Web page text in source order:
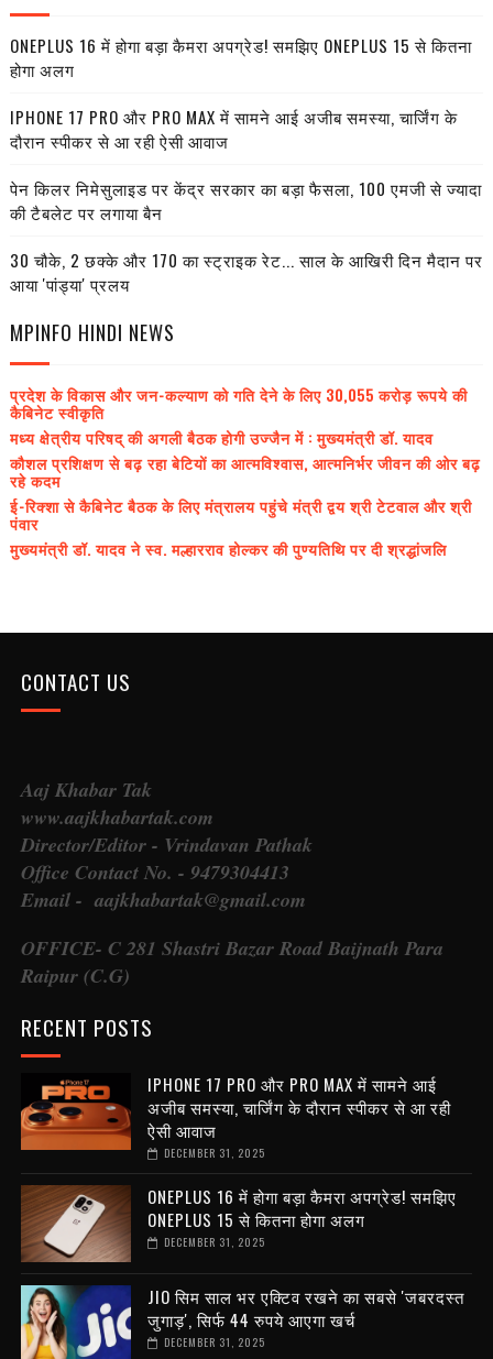
ONEPLUS 16 में होगा बड़ा कैमरा अपग्रेड! समझिए ONEPLUS 15 से कितना
होगा अलग
IPHONE 17 PRO और PRO MAX में सामने आई अजीब समस्या, चार्जिंग के
दौरान स्पीकर से आ रही ऐसी आवाज
पेन किलर निमेसुलाइड पर केंद्र सरकार का बड़ा फैसला, 100 एमजी से ज्यादा
की टैबलेट पर लगाया बैन
30 चौके, 2 छक्के और 170 का स्ट्राइक रेट... साल के आखिरी दिन मैदान पर
आया 'पांड्या' प्रलय
MPINFO HINDI NEWS
प्रदेश के विकास और जन-कल्याण को गति देने के लिए 30,055 करोड़ रूपये की
कैबिनेट स्वीकृति
मध्य क्षेत्रीय परिषद् की अगली बैठक होगी उज्जैन में : मुख्यमंत्री डॉ. यादव
कौशल प्रशिक्षण से बढ़ रहा बेटियों का आत्मविश्वास, आत्मनिर्भर जीवन की ओर बढ़
रहे कदम
ई-रिक्शा से कैबिनेट बैठक के लिए मंत्रालय पहुंचे मंत्री द्वय श्री टेटवाल और श्री
पंवार
मुख्यमंत्री डॉ. यादव ने स्व. मल्हारराव होल्कर की पुण्यतिथि पर दी श्रद्धांजलि
CONTACT US
Aaj Khabar Tak
www.aajkhabartak.com
Director/Editor - Vrindavan Pathak
Office Contact No. - 9479304413
Email - aajkhabartak@gmail.com
OFFICE- C 281 Shastri Bazar Road Baijnath Para
Raipur (C.G)
RECENT POSTS
IPHONE 17 PRO और PRO MAX में सामने आई
अजीब समस्या, चार्जिंग के दौरान स्पीकर से आ रही
ऐसी आवाज
DECEMBER 31, 2025
ONEPLUS 16 में होगा बड़ा कैमरा अपग्रेड! समझिए
ONEPLUS 15 से कितना होगा अलग
DECEMBER 31, 2025
JIO सिम साल भर एक्टिव रखने का सबसे 'जबरदस्त
जुगाड़', सिर्फ 44 रुपये आएगा खर्च
DECEMBER 31, 2025